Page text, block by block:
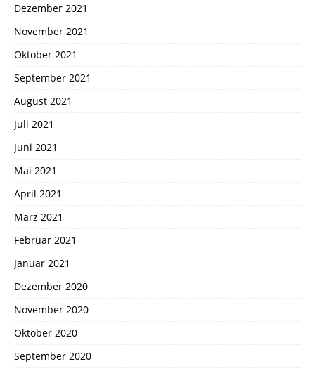
Dezember 2021
November 2021
Oktober 2021
September 2021
August 2021
Juli 2021
Juni 2021
Mai 2021
April 2021
März 2021
Februar 2021
Januar 2021
Dezember 2020
November 2020
Oktober 2020
September 2020